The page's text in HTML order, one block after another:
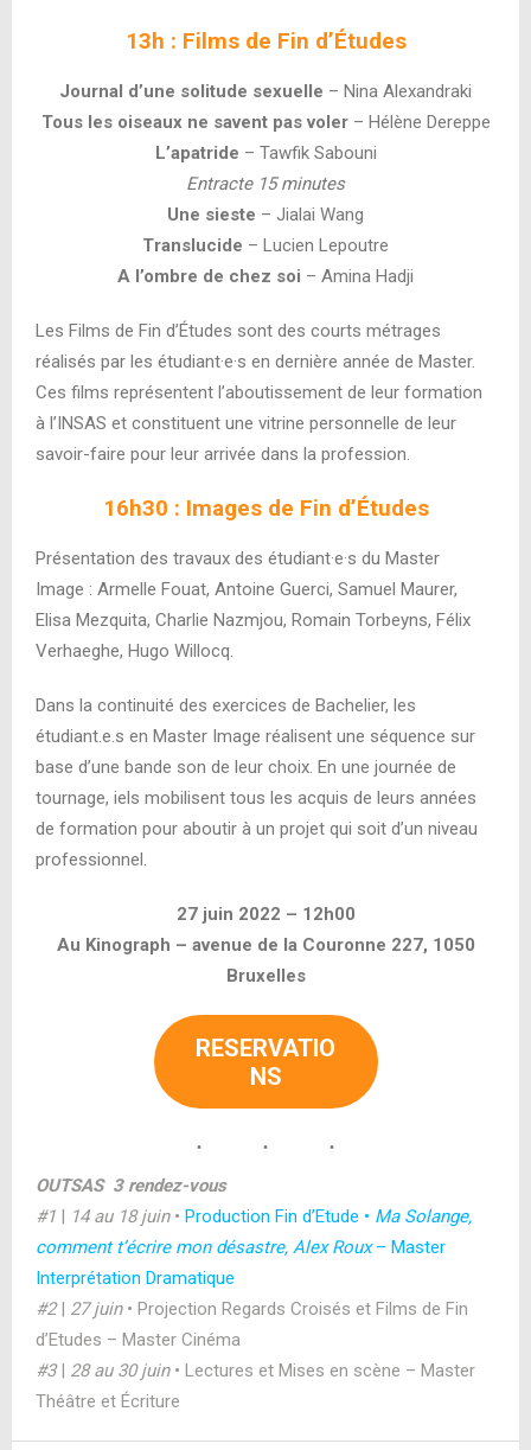
13h : Films de Fin d’Études
Journal d’une solitude sexuelle – Nina Alexandraki
Tous les oiseaux ne savent pas voler– Hélène Dereppe
L’apatride – Tawfik Sabouni
Entracte 15 minutes
Une sieste – Jialai Wang
Translucide – Lucien Lepoutre
A l’ombre de chez soi – Amina Hadji
Les Films de Fin d’Études sont des courts métrages
réalisés par les étudiant·e·s en dernière année de Master.
Ces films représentent l’aboutissement de leur formation
à l’INSAS et constituent une vitrine personnelle de leur
savoir-faire pour leur arrivée dans la profession.
16h30 : Images de Fin d’Études
Présentation des travaux des étudiant·e·s du Master
Image : Armelle Fouat, Antoine Guerci, Samuel Maurer,
Elisa Mezquita, Charlie Nazmjou, Romain Torbeyns, Félix
Verhaeghe, Hugo Willocq.
Dans la continuité des exercices de Bachelier, les
étudiant.e.s en Master Image réalisent une séquence sur
base d’une bande son de leur choix. En une journée de
tournage, iels mobilisent tous les acquis de leurs années
de formation pour aboutir à un projet qui soit d’un niveau
professionnel.
27 juin 2022 – 12h00
Au Kinograph – avenue de la Couronne 227, 1050
Bruxelles
RESERVATIO
NS
OUTSAS 3 rendez-vous
#1 | 14 au 18 juin• Production Fin d’Etude • Ma Solange,
comment t’écrire mon désastre, Alex Roux– Master
Interprétation Dramatique
#2| 27 juin• Projection Regards Croisés et Films de Fin
d’Etudes – Master Cinéma
#3| 28 au 30 juin• Lectures et Mises en scène – Master
Théâtre et Écriture